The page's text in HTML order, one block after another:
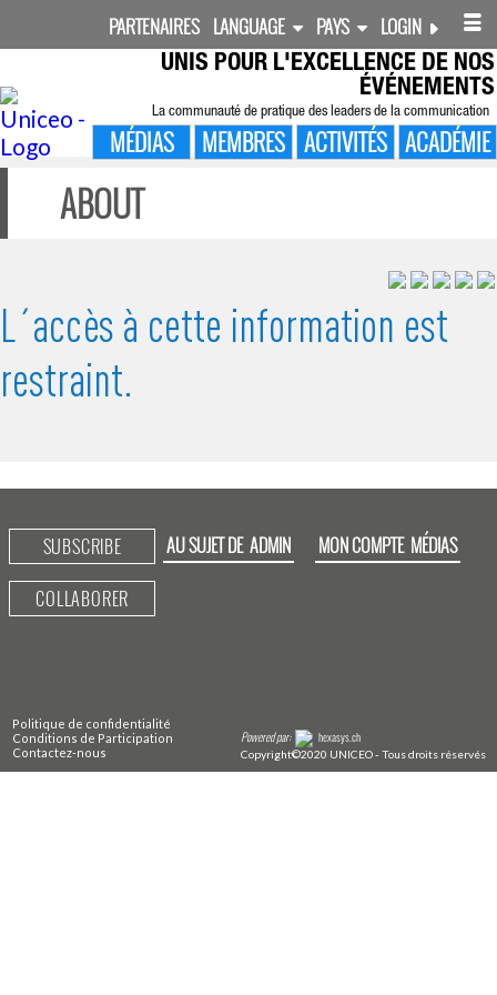
PARTENAIRES LANGUAGE PAYS LOGIN
UNIS POUR L'EXCELLENCE DE NOS
ÉVÉNEMENTS
La communauté de pratique des leaders de la communication
MÉDIAS MEMBRES ACTIVITÉS ACADÉMIE
ABOUT
L´accès à cette information est
restraint.
SUBSCRIBE
COLLABORER
AU SUJET DE ADMIN MON COMPTE MÉDIAS
Politique de confidentialité
Conditions de Participation
Contactez-nous
Powered par: hexasys.ch
Copyright©2020 UNICEO - Tous droits réservés